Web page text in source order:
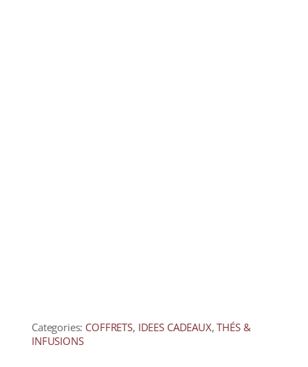
Categories: COFFRETS, IDEES CADEAUX,THÉS &
INFUSIONS